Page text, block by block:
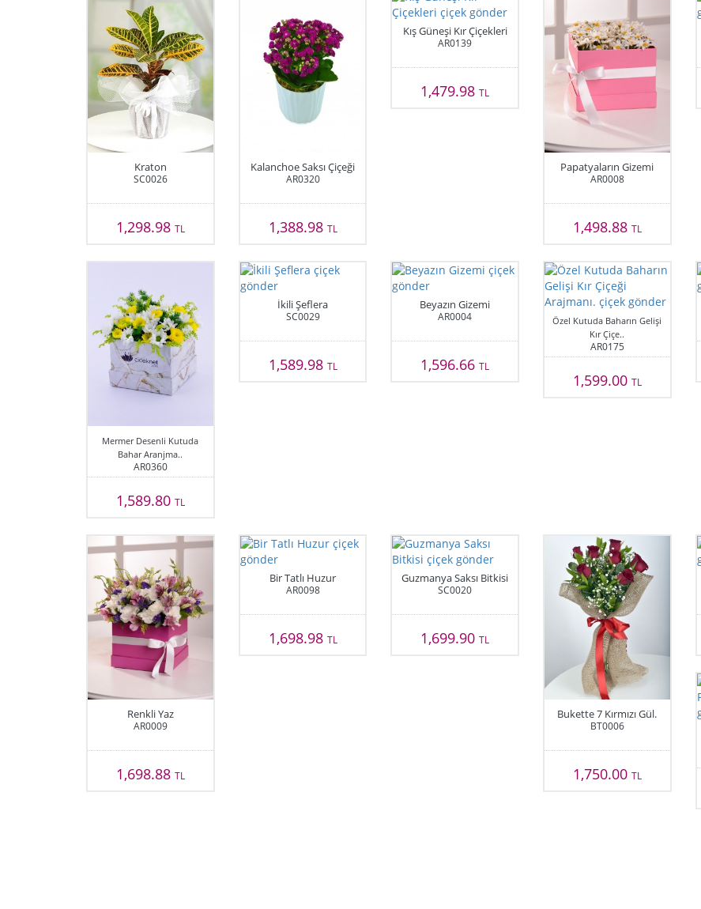
Kraton
SC0026
1,298.98 TL
Kalanchoe Saksı Çiçeği
AR0320
1,388.98 TL
Kış Güneşi Kır Çiçekleri
AR0139
1,479.98TL
Papatyaların Gizemi
AR0008
1,498.88 TL
Mermer Desenli Kutuda
Bahar Aranjma..
AR0360
1,589.80 TL
İkili Şeflera
SC0029
1,589.98 TL
Beyazın Gizemi
AR0004
1,596.66TL
Özel Kutuda Baharın Gelişi
Kır Çiçe..
AR0175
1,599.00 TL
Renkli Yaz
AR0009
1,698.88 TL
Bir Tatlı Huzur
AR0098
1,698.98 TL
Guzmanya Saksı Bitkisi
SC0020
1,699.90TL
Bukette 7 Kırmızı Gül.
BT0006
1,750.00 TL